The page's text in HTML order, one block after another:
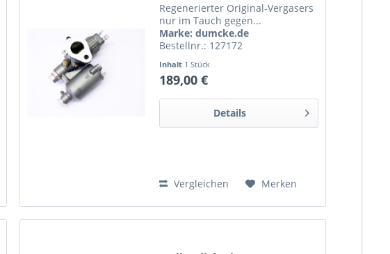
Regenerierter Original-Vergasers
nur im Tauch gegen...
Marke: dumcke.de
Bestellnr.: 127172
Inhalt 1 Stück
189,00 €
Details
Vergleichen Merken